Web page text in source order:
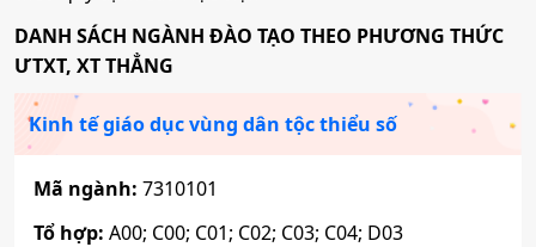
DANH SÁCH NGÀNH ĐÀO TẠO THEO PHƯƠNG THỨC
ƯTXT, XT THẲNG
Kinh tế giáo dục vùng dân tộc thiểu số
Mã ngành: 7310101
Tổ hợp: A00; C00; C01; C02; C03; C04; D03